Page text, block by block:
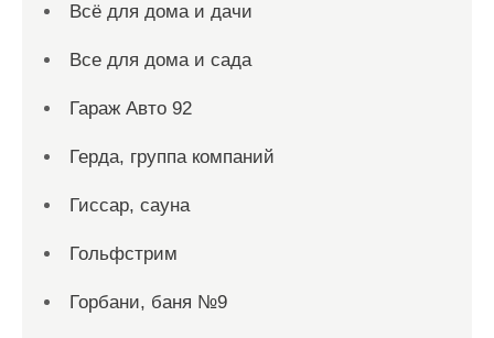
Всё для дома и дачи
Все для дома и сада
Гараж Авто 92
Герда, группа компаний
Гиссар, сауна
Гольфстрим
Горбани, баня №9